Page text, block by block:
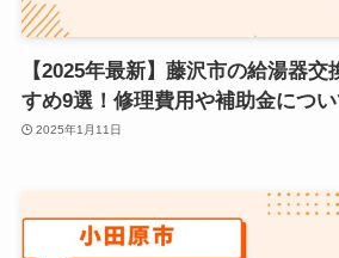
【2025年最新】藤沢市の給湯器
すめ9選！修理費用や補助金につい
2025年1月11日